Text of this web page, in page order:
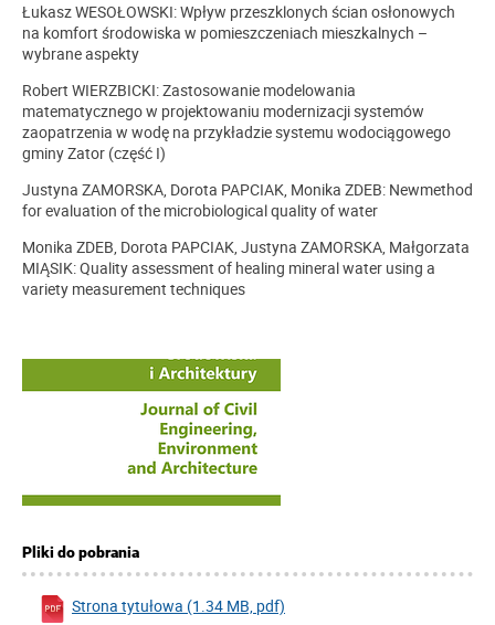
Łukasz WESOŁOWSKI: Wpływ przeszklonych ścian osłonowych
na komfort środowiska w pomieszczeniach mieszkalnych –
wybrane aspekty
Robert WIERZBICKI: Zastosowanie modelowania
matematycznego w projektowaniu modernizacji systemów
zaopatrzenia w wodę na przykładzie systemu wodociągowego
gminy Zator (część I)
Justyna ZAMORSKA, Dorota PAPCIAK, Monika ZDEB: Newmethod
for evaluation of the microbiological quality of water
Monika ZDEB, Dorota PAPCIAK, Justyna ZAMORSKA, Małgorzata
MIĄSIK: Quality assessment of healing mineral water using a
variety measurement techniques
Pliki do pobrania
Strona tytułowa (1.34 MB, pdf)